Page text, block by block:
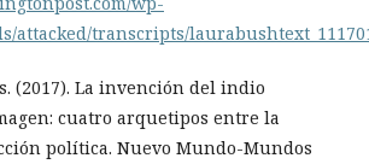
attacked/transcripts/
(2017). La invención del indio
cuatro arquetipos entre la
política. Nuevo Mundo-Mundos